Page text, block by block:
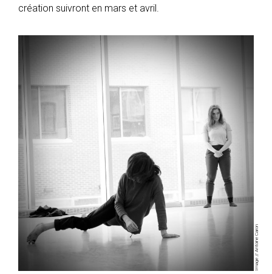
création suivront en mars et avril.
Image // Antoine Caron